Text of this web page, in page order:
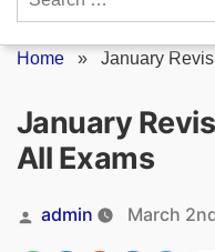
Home » January
January
All Exams
Posted
by
admin March